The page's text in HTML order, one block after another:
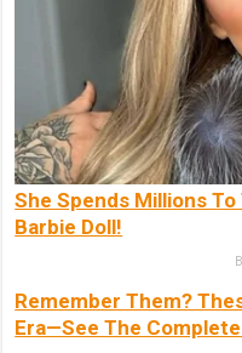
She Spends Millions
Barbie Doll!
Remember Them?
Era—See The